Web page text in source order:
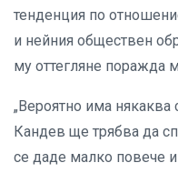
тенденция по
и нейния обществен
му оттегляне поражда
„Вероятно има някаква
Кандев ще трябва да
се даде малко повече